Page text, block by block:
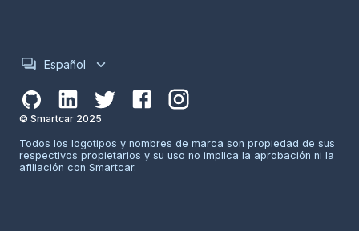
Español
© Smartcar 2025
Todos los logotipos y nombres de marca son propiedad de sus
respectivos propietarios y su uso no implica la aprobación ni la
afiliación con Smartcar.